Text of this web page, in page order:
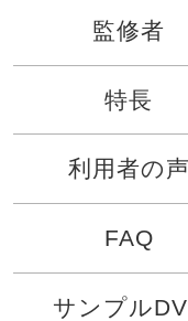
監修者
特長
利用者の声
FAQ
サンプル